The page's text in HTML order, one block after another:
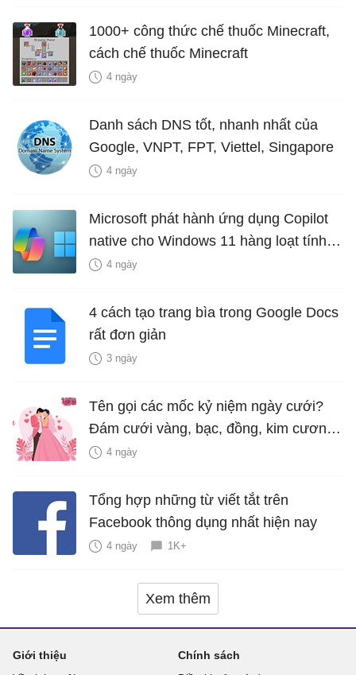
1000+ công thức chế thuốc Minecraft,
cách chế thuốc Minecraft
4 ngày
Danh sách DNS tốt, nhanh nhất của
Google, VNPT, FPT, Viettel, Singapore
4 ngày
Microsoft phát hành ứng dụng Copilot
native cho Windows 11 hàng loạt tính
năng mới Hữu Ích
4 ngày
4 cách tạo trang bìa trong Google Docs
rất đơn giản
3 ngày
Tên gọi các mốc kỷ niệm ngày cưới?
Đám cưới vàng, bạc, đồng, kim cương
là bao nhiêu năm?
4 ngày
Tổng hợp những từ viết tắt trên
Facebook thông dụng nhất hiện nay
4 ngày 1K+
Xem thêm
Giới thiệu
Chính sách